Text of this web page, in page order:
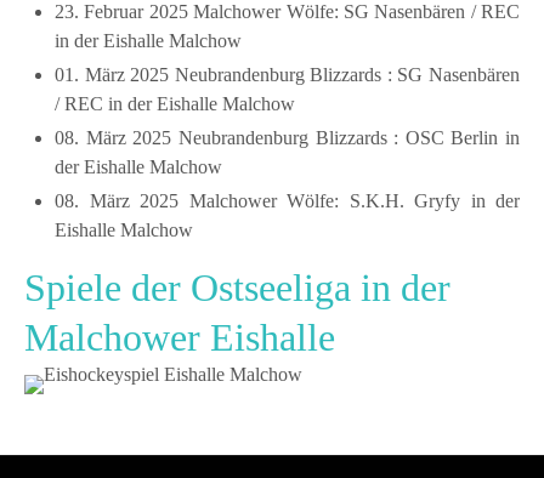
23. Februar 2025 Malchower Wölfe: SG Nasenbären / REC
in der Eishalle Malchow
01. März 2025 Neubrandenburg Blizzards : SG Nasenbären
/ REC in der Eishalle Malchow
08. März 2025 Neubrandenburg Blizzards : OSC Berlin in
der Eishalle Malchow
08. März 2025 Malchower Wölfe: S.K.H. Gryfy in der
Eishalle Malchow
Spiele der Ostseeliga in der
Malchower Eishalle